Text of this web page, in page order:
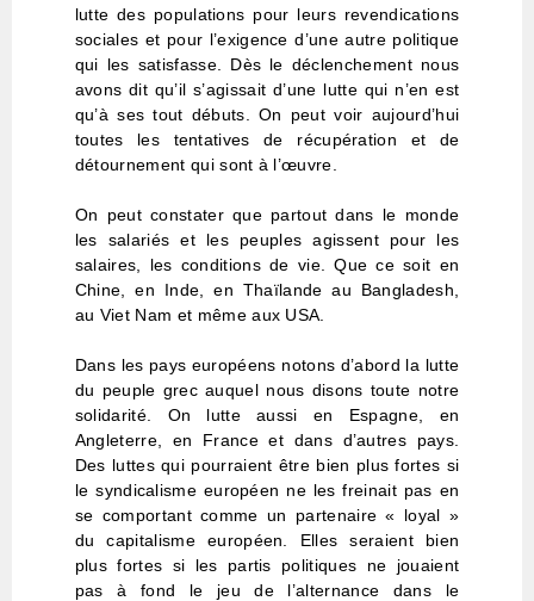
lutte des populations pour leurs revendications
sociales et pour l’exigence d’une autre politique
qui les satisfasse. Dès le déclenchement nous
avons dit qu’il s’agissait d’une lutte qui n’en est
qu’à ses tout débuts. On peut voir aujourd’hui
toutes les tentatives de récupération et de
détournement qui sont à l’œuvre.
On peut constater que partout dans le monde
les salariés et les peuples agissent pour les
salaires, les conditions de vie. Que ce soit en
Chine, en Inde, en Thaïlande au Bangladesh,
au Viet Nam et même aux USA.
Dans les pays européens notons d’abord la lutte
du peuple grec auquel nous disons toute notre
solidarité. On lutte aussi en Espagne, en
Angleterre, en France et dans d’autres pays.
Des luttes qui pourraient être bien plus fortes si
le syndicalisme européen ne les freinait pas en
se comportant comme un partenaire « loyal »
du capitalisme européen. Elles seraient bien
plus fortes si les partis politiques ne jouaient
pas à fond le jeu de l’alternance dans le